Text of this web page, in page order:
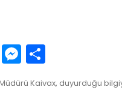
WhatsApp
Messenger
Kaivax, duyurduğu